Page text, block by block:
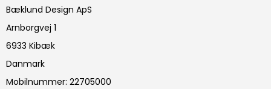
Bæklund Design ApS
Arnborgvej 1
6933 Kibæk
Danmark
Mobilnummer: 22705000